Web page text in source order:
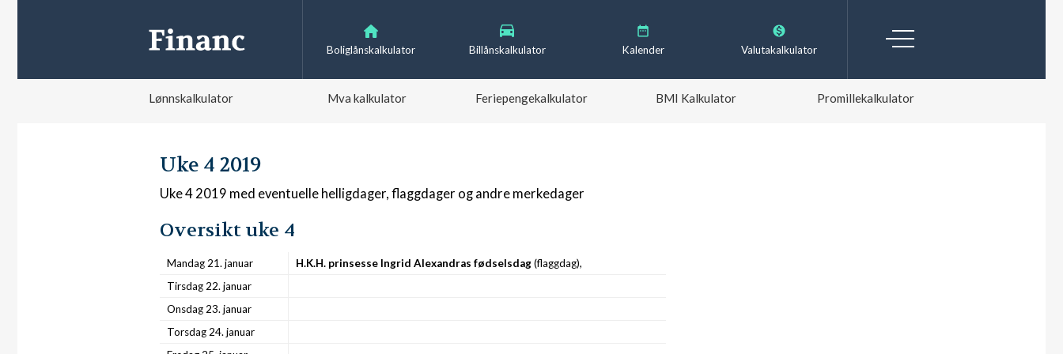
Boliglånskalkulator Billånskalkulator Kalender Valutakalkulator
Lønnskalkulator Mva kalkulator Feriepengekalkulator BMI Kalkulator Promillekalkulator
Uke 4 2019
Uke 4 2019 med eventuelle helligdager, flaggdager og andre merkedager
Oversikt uke 4
Mandag 21. januar H.K.H. prinsesse Ingrid Alexandras fødselsdag(flaggdag),
Tirsdag 22. januar
Onsdag 23. januar
Torsdag 24. januar